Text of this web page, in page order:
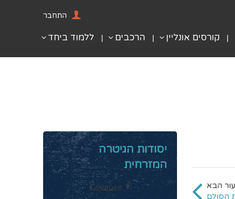
התחבר
קורסים אונליין הרכבים ללמוד ביחד
יסודות הגיטרה
המזרחית
Collapse